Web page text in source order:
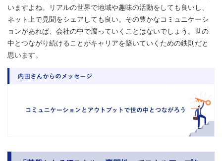
いますよね。リアルの世界で地域や趣味の活動をしても良いし、
ネット上で見聞をシェアしても良い。その豊かなコミュニケーシ
ョンがあれば、会社の中で腐っていくことはないでしょう。世の
中とつながり続けることがキャリアを築いていくための鉄則だと
思います。